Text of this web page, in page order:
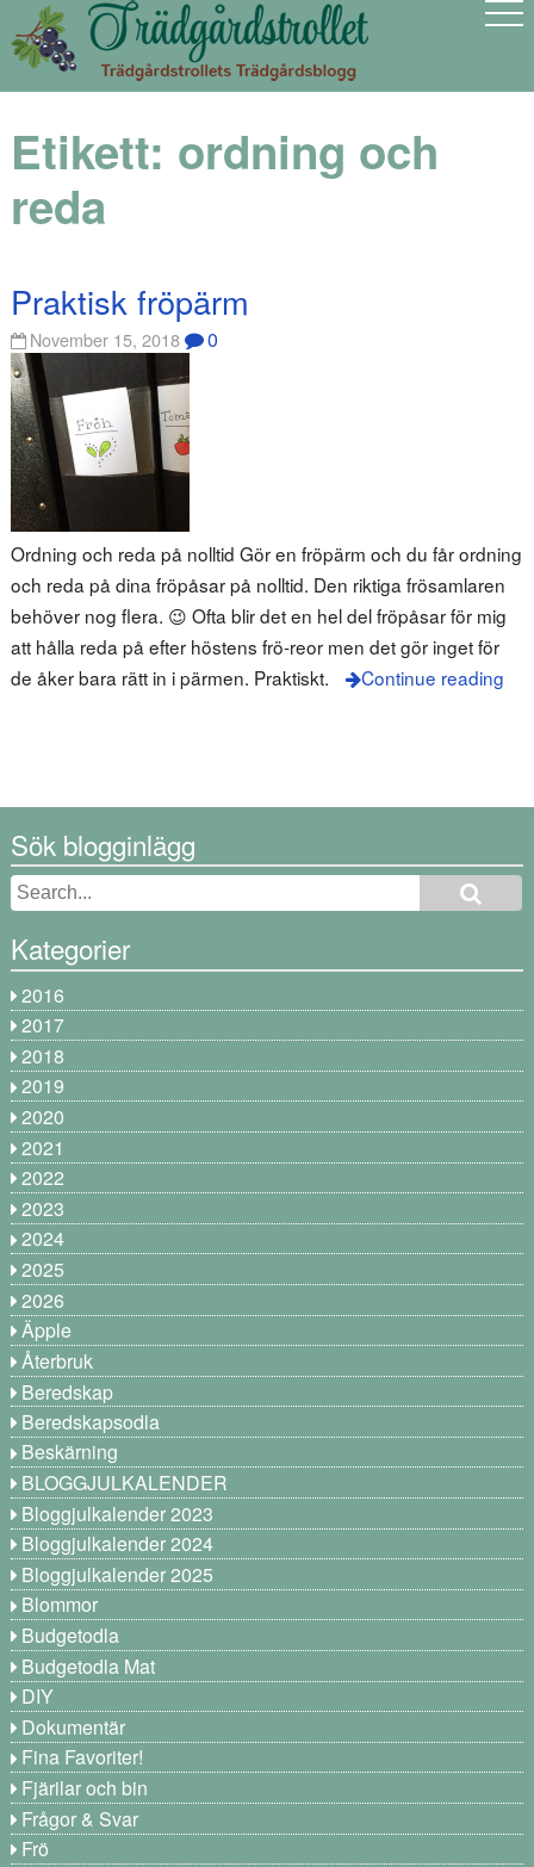
Etikett: ordning och
reda
Praktisk fröpärm
November 15, 2018 0
Ordning och reda på nolltid Gör en fröpärm och du får ordning
och reda på dina fröpåsar på nolltid. Den riktiga frösamlaren
behöver nog flera. 😉 Ofta blir det en hel del fröpåsar för mig
att hålla reda på efter höstens frö-reor men det gör inget för
de åker bara rätt in i pärmen. Praktiskt.
Continue reading
Sök blogginlägg
Kategorier
2016
2017
2018
2019
2020
2021
2022
2023
2024
2025
2026
Äpple
Återbruk
Beredskap
Beredskapsodla
Beskärning
BLOGGJULKALENDER
Bloggjulkalender 2023
Bloggjulkalender 2024
Bloggjulkalender 2025
Blommor
Budgetodla
Budgetodla Mat
DIY
Dokumentär
Fina Favoriter!
Fjärilar och bin
Frågor & Svar
Frö